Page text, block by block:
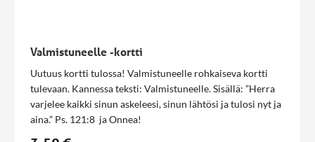
Valmistuneelle -kortti
Uutuus kortti tulossa! Valmistuneelle rohkaiseva kortti
tulevaan. Kannessa teksti: Valmistuneelle. Sisällä: ”Herra
varjelee kaikki sinun askeleesi, sinun lähtösi ja tulosi nyt ja
aina.” Ps. 121:8 ja Onnea!